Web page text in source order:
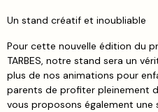
Un stand créatif et inoubliable
Pour cette nouvelle édition du
TARBES, notre stand sera un
plus de nos animations pour
parents de profiter pleinement
vous proposons également une